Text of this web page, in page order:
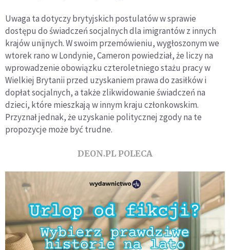
Uwaga ta dotyczy brytyjskich postulatów w sprawie
dostępu do świadczeń socjalnych dla imigrantów z innych
krajów unijnych. W swoim przemówieniu, wygłoszonym we
wtorek rano w Londynie, Cameron powiedział, że liczy na
wprowadzenie obowiązku czteroletniego stażu pracy w
Wielkiej Brytanii przed uzyskaniem prawa do zasiłków i
dopłat socjalnych, a także zlikwidowanie świadczeń na
dzieci, które mieszkają w innym kraju członkowskim.
Przyznał jednak, że uzyskanie politycznej zgody na te
propozycje może być trudne.
DEON.PL POLECA